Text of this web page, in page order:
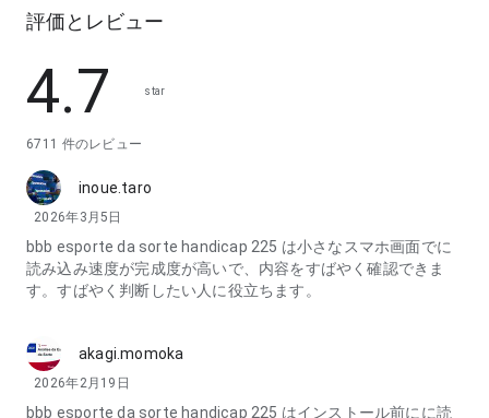
評価とレビュー
4.7 star
6711 件のレビュー
inoue.taro
2026年3月5日
bbb esporte da sorte handicap 225 は小さなスマホ画面でに
読み込み速度が完成度が高いで、内容をすばやく確認できま
す。すばやく判断したい人に役立ちます。
akagi.momoka
2026年2月19日
bbb esporte da sorte handicap 225 はインストール前にに読